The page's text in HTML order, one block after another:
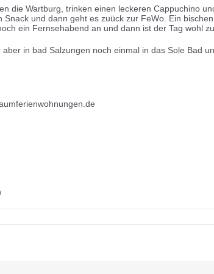
die Wartburg, trinken einen leckeren Cappuchino
und dann geht es zuück zur FeWo. Ein
ein Fernsehabend an und dann ist der Tag wohl zu
in bad Salzungen noch einmal in das Sole Bad